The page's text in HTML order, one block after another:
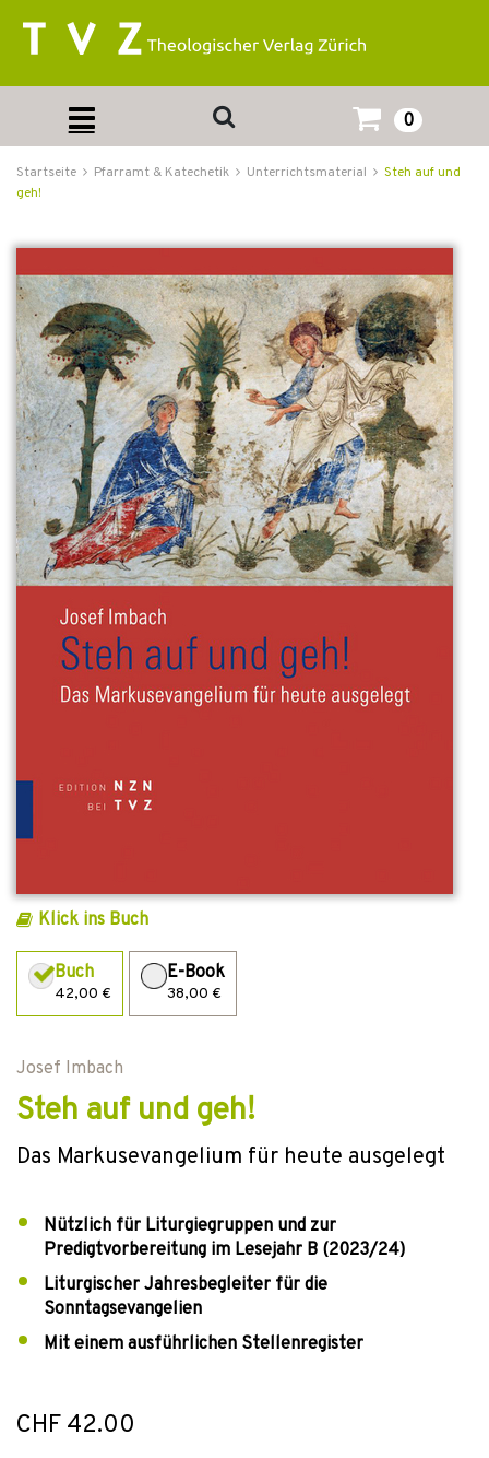
0
Startseite Pfarramt & Katechetik Unterrichtsmaterial
Steh auf und
geh!
Klick ins Buch
Buch
42,00 €
E-Book
38,00 €
Josef Imbach
Steh auf und geh!
Das Markusevangelium für heute ausgelegt
Nützlich für Liturgiegruppen und zur
Predigtvorbereitung im Lesejahr B (2023/24)
Liturgischer Jahresbegleiter für die
Sonntagsevangelien
Mit einem ausführlichen Stellenregister
CHF 42.00